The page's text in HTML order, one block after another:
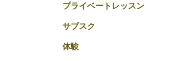
プライベートレッスン
サブスク
体験